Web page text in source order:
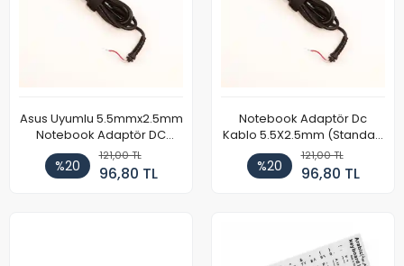
Asus Uyumlu 5.5mmx2.5mm
Notebook Adaptör DC
Kablosu
%20
121,00 TL
96,80 TL
Notebook Adaptör Dc
Kablo 5.5X2.5mm (Standart
Uç)
%20
121,00 TL
96,80 TL